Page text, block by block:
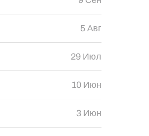
5 Авг
29 Июл
10 Июн
3 Июн